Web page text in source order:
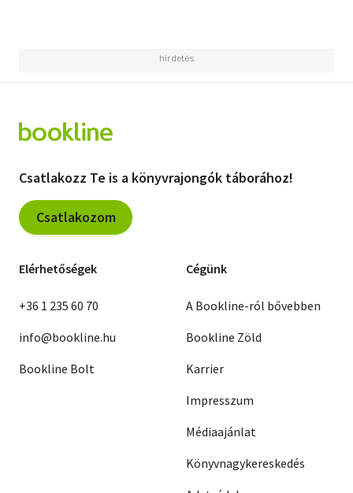
Csatlakozz Te is a könyvrajongók táborához!
Csatlakozom
Elérhetőségek
+36 1 235 60 70
info@bookline.hu
Bookline Bolt
Cégünk
A Bookline-ról bővebben
Bookline Zöld
Karrier
Impresszum
Médiaajánlat
Könyvnagykereskedés